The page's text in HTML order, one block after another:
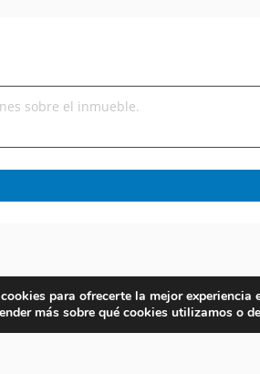
para ofrecerte la mejor experiencia
más sobre qué cookies utilizamos o